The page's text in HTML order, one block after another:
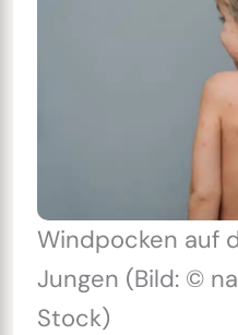
Windpocken auf
Jungen (Bild: ©
Stock)